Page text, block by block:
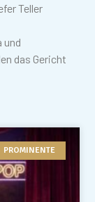
Teller
und
das Gericht
PROMINENTE